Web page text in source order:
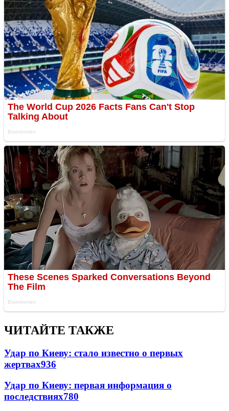
ЧИТАЙТЕ ТАКЖЕ
Удар по Киеву: стало известно о первых
жертвах936
Удар по Киеву: первая информация о
последствиях780